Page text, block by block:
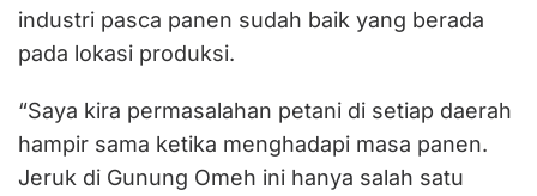
industri pasca panen sudah baik yang berada
pada lokasi produksi.
“Saya kira permasalahan petani di setiap daerah
hampir sama ketika menghadapi masa panen.
Jeruk di Gunung Omeh ini hanya salah satu